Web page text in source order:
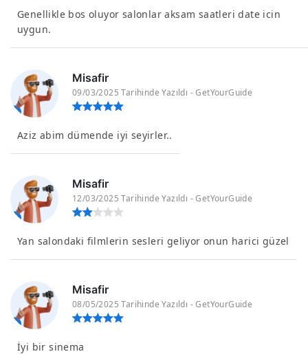
Genellikle bos oluyor salonlar aksam saatleri date icin
uygun.
Misafir
09/03/2025 Tarihinde Yazıldı - GetYourGuide
Aziz abim dümende iyi seyirler..
Misafir
12/03/2025 Tarihinde Yazıldı - GetYourGuide
Yan salondaki filmlerin sesleri geliyor onun harici güzel
Misafir
08/05/2025 Tarihinde Yazıldı - GetYourGuide
İyi bir sinema